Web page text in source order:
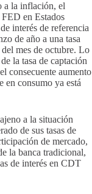
a la inflación, el
en Estados
interés de referencia
de año a una tasa
mes de octubre. Lo
la tasa de captación
consecuente aumento
en consumo ya está
a la situación
de sus tasas de
de mercado,
la banca tradicional,
de interés en CDT